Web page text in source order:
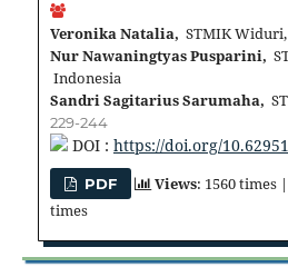
Veronika Natalia, STMIK
Nur Nawaningtyas Pusparini,
Indonesia
Sandri Sagitarius Sarumaha,
229-244
DOI : https://doi.org/
PDF Views: 1560 times
times